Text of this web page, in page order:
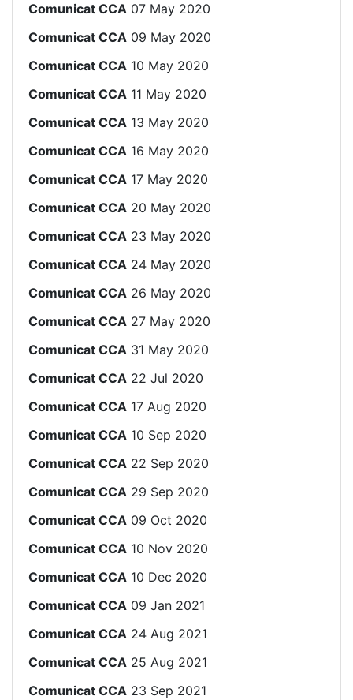
Comunicat CCA 07 May 2020
Comunicat CCA 09 May 2020
Comunicat CCA 10 May 2020
Comunicat CCA 11 May 2020
Comunicat CCA 13 May 2020
Comunicat CCA 16 May 2020
Comunicat CCA 17 May 2020
Comunicat CCA 20 May 2020
Comunicat CCA 23 May 2020
Comunicat CCA 24 May 2020
Comunicat CCA 26 May 2020
Comunicat CCA 27 May 2020
Comunicat CCA 31 May 2020
Comunicat CCA 22 Jul 2020
Comunicat CCA 17 Aug 2020
Comunicat CCA 10 Sep 2020
Comunicat CCA 22 Sep 2020
Comunicat CCA 29 Sep 2020
Comunicat CCA 09 Oct 2020
Comunicat CCA 10 Nov 2020
Comunicat CCA 10 Dec 2020
Comunicat CCA 09 Jan 2021
Comunicat CCA 24 Aug 2021
Comunicat CCA 25 Aug 2021
Comunicat CCA 23 Sep 2021